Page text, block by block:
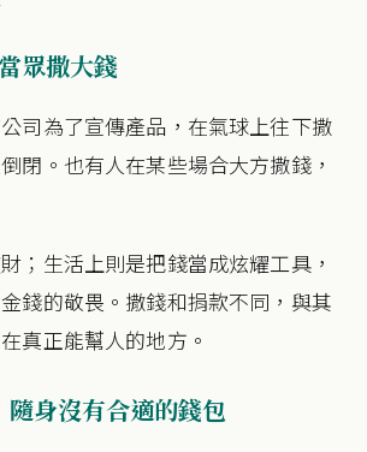
眾撒大錢
司為了宣傳產品，在氣球上往下撒
閉。也有人在某些場合大方撒錢，
；生活上則是把錢當成炫耀工具，
錢的敬畏。撒錢和捐款不同，與其
真正能幫人的地方。
隨身沒有合適的錢包